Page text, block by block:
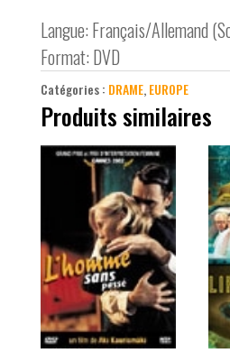
Langue: Français/Allemand
Format: DVD
Catégories : DRAME,EUROPE
Produits similaires